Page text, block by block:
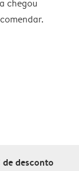
chegou
desconto